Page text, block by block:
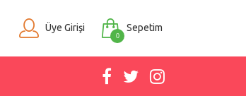
Üye Girişi
0
Sepetim